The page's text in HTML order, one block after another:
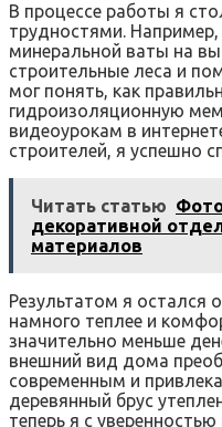
В процессе работы я
трудностями.
минеральной ваты на
строительные леса и
мог понять, как
гидроизоляционную
видеоурокам в
строителей, я успешно
Читать статью
декоративной
материалов
Результатом я остался
намного теплее и
значительно меньше
внешний вид дома
современным и
деревянный брус
теперь я с